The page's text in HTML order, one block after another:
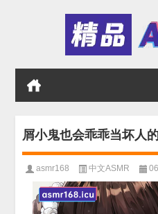
屑小鬼也会乖乖当坏人
asmr168 中文ASMR